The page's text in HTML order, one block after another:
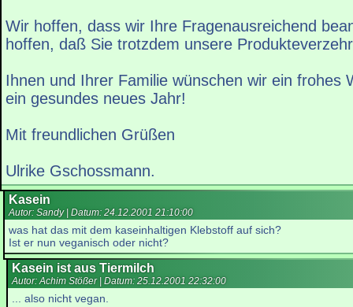
Wir hoffen, dass wir Ihre Fragenausreichend
hoffen, daß Sie trotzdem unsere
Ihnen und Ihrer Familie wünschen wir ein frohes
ein gesundes neues Jahr!
Mit freundlichen Grüßen
Ulrike Gschossmann.
Kasein
Autor: Sandy | Datum: 24.12.2001 21:10:00
was hat das mit dem kaseinhaltigen Klebstoff auf sich?
Ist er nun veganisch oder nicht?
Kasein ist aus Tiermilch
Autor: Achim Stößer | Datum: 25.12.2001 22:32:00
... also nicht vegan.